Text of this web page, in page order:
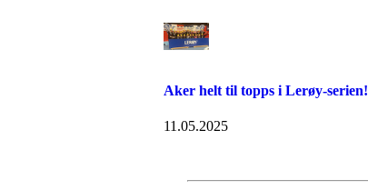
Aker helt til topps i Lerøy-serien!
11.05.2025